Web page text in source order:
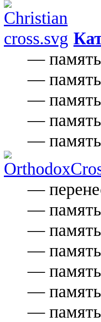
— память
— память
— память
— память
—
—
— память
—
— память
—
— память
—